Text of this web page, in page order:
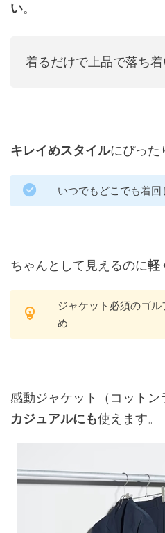
い。
着るだけで上品で落ち
キレイめスタイルにぴった
いつでもどこでも着
ちゃんとして見えるのに軽
ジャケット必須のゴ
め
感動ジャケット（コットン
カジュアルにも使えます。